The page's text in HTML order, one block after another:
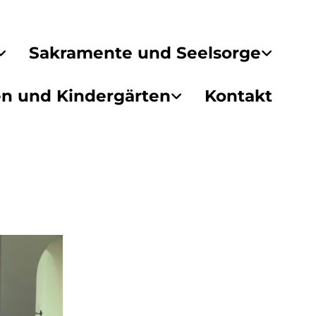
Sakramente und Seelsorge
und Kindergärten Kontakt